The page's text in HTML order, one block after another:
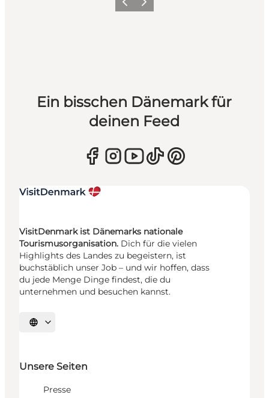
ZurückWeiter
Ein bisschen Dänemark für
deinen Feed
VisitDenmark ist Dänemarks nationale
Tourismusorganisation. Dich für die vielen
Highlights des Landes zu begeistern, ist
buchstäblich unser Job – und wir hoffen, dass
du jede Menge Dinge findest, die du
unternehmen und besuchen kannst.
Sprache auswählen
Unsere Seiten
Presse